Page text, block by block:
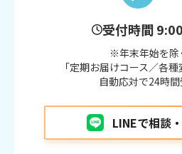
受付時間
※年末年始を除
「定期お届けコース／各種
自動応対で24時間
LINEで相談